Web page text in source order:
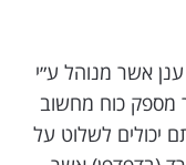
אשר מנוהל ע״י
מספק כוח מחשוב
יכולים לשלוט על